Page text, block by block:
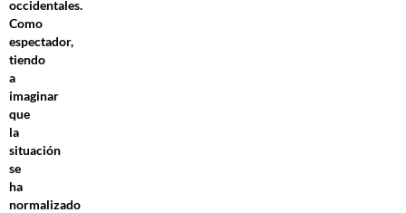
occidentales.
Como
espectador,
tiendo
a
imaginar
que
la
situación
se
ha
normalizado